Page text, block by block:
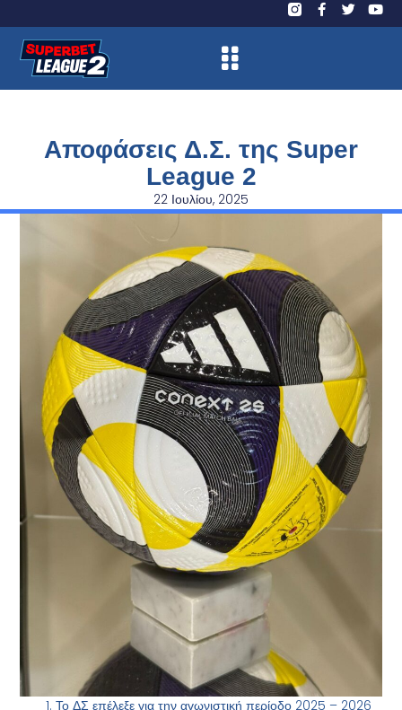
Αποφάσεις Δ.Σ. της Super
League 2
22 Ιουλίου, 2025
Το ΔΣ επέλεξε για την αγωνιστική περίοδο 2025 – 2026